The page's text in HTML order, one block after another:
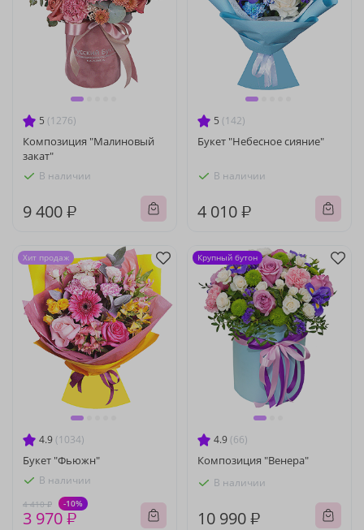
5 (1276)
Композиция "Малиновый
закат"
В наличии
9 400 ₽
5 (142)
Букет "Небесное сияние"
В наличии
4 010 ₽
4.9 (1034)
Букет "Фьюжн"
В наличии
4 410 ₽ -10%
3 970 ₽
Хит продаж
4.9 (66)
Композиция "Венера"
В наличии
10 990 ₽
Крупный бутон